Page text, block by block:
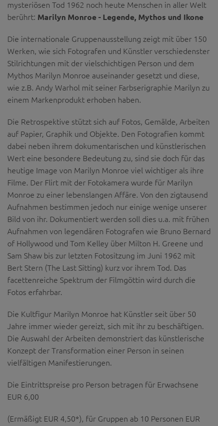
Diese Website nutzt Matomo Analytics für die Auswertung der
ausschließlich auf unseren eigenen Servern gespeichert. Eine
AnonymizeIP zur Anonymisierung Ihrer IP-Adresse, so dass diese gekürzt
wird und nicht mehr Ihrem Besuch auf unserer Internetseite zugeordnet
werden kann.
YouTube / Vimeo
Videos werden über die Plattformen YouTube oder Vimeo eingebunden.
Wir nutzen YouTube im erweiterten Datenschutzmodus. Dieser Modus
bewirkt laut YouTube, dass YouTube keine Informationen über die
ansehen.
Eingebundene Inhalte
Optional sind externe Inhalte auf den Seiten dieser Website
eingebunden. Das können Kartendienste wie z.B. Google Maps sein
oder auch Anwendungen einer externen Website.
mysteriösen Tod 1962 noch heute Menschen in aller Welt
berührt: Marilyn Monroe - Legende, Mythos und Ikone
Die internationale Gruppenausstellung zeigt mit über 150
Werken, wie sich Fotografen und Künstler verschiedenster
Stilrichtungen mit der vielschichtigen Person und dem
Mythos Marilyn Monroe auseinander gesetzt und diese,
wie z.B. Andy Warhol mit seiner Farbserigraphie Marilyn zu
einem Markenprodukt erhoben haben.
Die Retrospektive stützt sich auf Fotos, Gemälde, Arbeiten
auf Papier, Graphik und Objekte. Den Fotografien kommt
dabei neben ihrem dokumentarischen und künstlerischen
Wert eine besondere Bedeutung zu, sind sie doch für das
heutige Image von Marilyn Monroe viel wichtiger als ihre
Filme. Der Flirt mit der Fotokamera wurde für Marilyn
Monroe zu einer lebenslangen Affäre. Von den zigtausend
Aufnahmen bestimmen jedoch nur einige wenige unserer
Bild von ihr. Dokumentiert werden soll dies u.a. mit frühen
Aufnahmen von legendären Fotografen wie Bruno Bernard
of Hollywood und Tom Kelley über Milton H. Greene und
Sam Shaw bis zur letzten Fotositzung im Juni 1962 mit
Bert Stern (The Last Sitting) kurz vor ihrem Tod. Das
facettenreiche Spektrum der Filmgöttin wird durch die
Fotos erfahrbar.
Die Kultfigur Marilyn Monroe hat Künstler seit über 50
Jahre immer wieder gereizt, sich mit ihr zu beschäftigen.
Die Auswahl der Arbeiten demonstriert das künstlerische
Konzept der Transformation einer Person in seinen
vielfältigen Manifestierungen.
Die Eintrittspreise pro Person betragen für Erwachsene
EUR 6,00
(Ermäßigt EUR 4,50*), für Gruppen ab 10 Personen EUR